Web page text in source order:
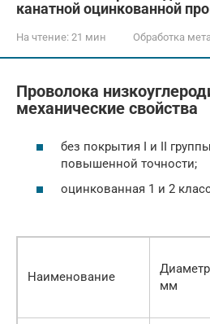
канатной оцинкованной
На чтение: 21 мин Обработка
Проволока
механические свойства
без покрытия I и II
повышенной точности;
оцинкованная 1 и 2
Наименование
мм